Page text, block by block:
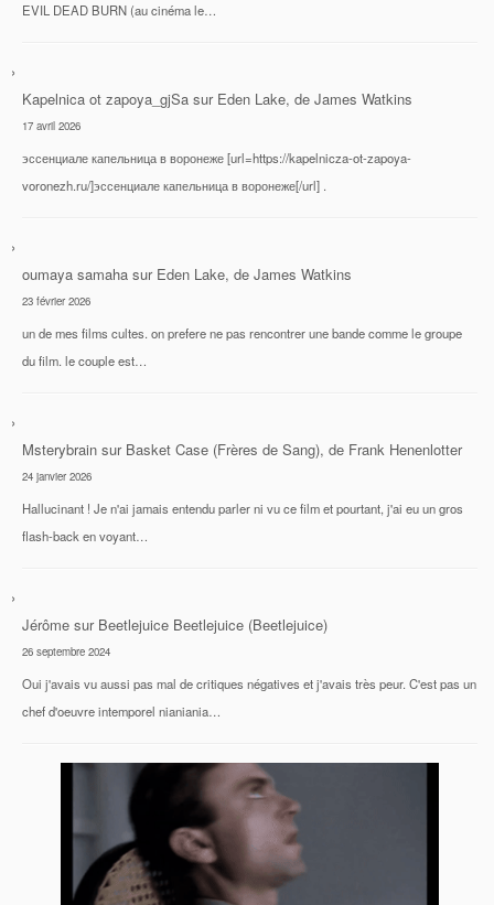
EVIL DEAD BURN (au cinéma le…
Kapelnica ot zapoya_gjSa sur Eden Lake, de James Watkins
17 avril 2026
эссенциале капельница в воронеже [url=https://kapelnicza-ot-zapoya-
voronezh.ru/]эссенциале капельница в воронеже[/url] .
oumaya samaha sur Eden Lake, de James Watkins
23 février 2026
un de mes films cultes. on prefere ne pas rencontrer une bande comme le groupe
du film. le couple est…
Msterybrain sur Basket Case (Frères de Sang), de Frank Henenlotter
24 janvier 2026
Hallucinant ! Je n'ai jamais entendu parler ni vu ce film et pourtant, j'ai eu un gros
flash-back en voyant…
Jérôme sur Beetlejuice Beetlejuice (Beetlejuice)
26 septembre 2024
Oui j'avais vu aussi pas mal de critiques négatives et j'avais très peur. C'est pas un
chef d'oeuvre intemporel nianiania…